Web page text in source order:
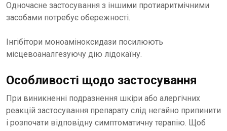
Одночасне застосування з іншими протиаритмічними
засобами потребує обережності.
Інгібітори моноаміноксидази посилюють
місцевоаналгезуючу дію лідокаїну.
Особливості щодо застосування
При виникненні подразнення шкіри або алергічних
реакцій застосування препарату слід негайно припинити
і розпочати відповідну симптоматичну терапію. Щоб